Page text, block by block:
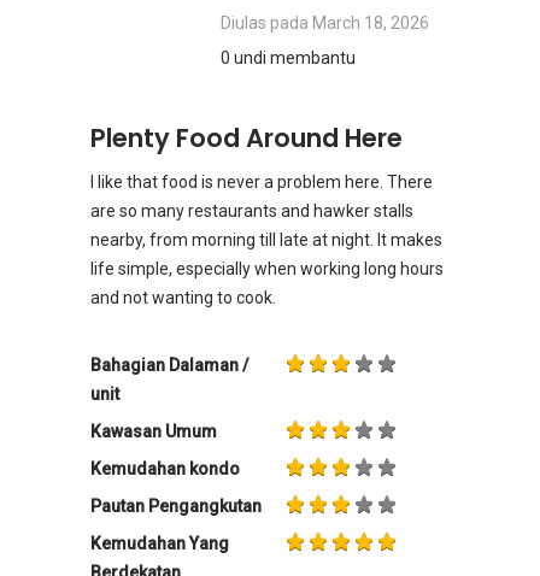
Diulas pada March 18, 2026
0 undi membantu
Plenty Food Around Here
I like that food is never a problem here. There
are so many restaurants and hawker stalls
nearby, from morning till late at night. It makes
life simple, especially when working long hours
and not wanting to cook.
Bahagian Dalaman /
unit
Kawasan Umum
Kemudahan kondo
Pautan Pengangkutan
Kemudahan Yang